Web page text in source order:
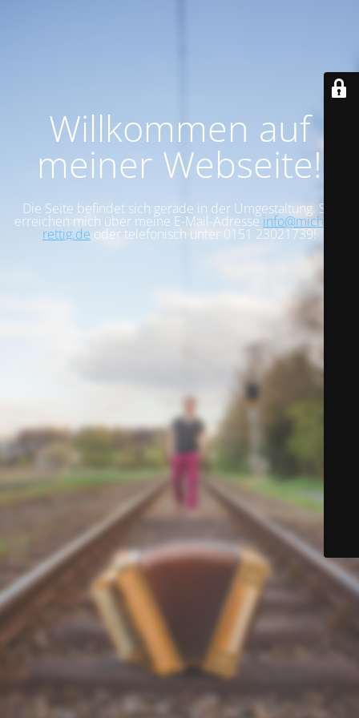
Willkommen auf
meiner Webseite!
Die Seite befindet sich gerade in der Umgestaltung. Sie
erreichen mich über meine E-Mail-Adresseinfo@michael-
rettig.de oder telefonisch unter 0151 23021739!